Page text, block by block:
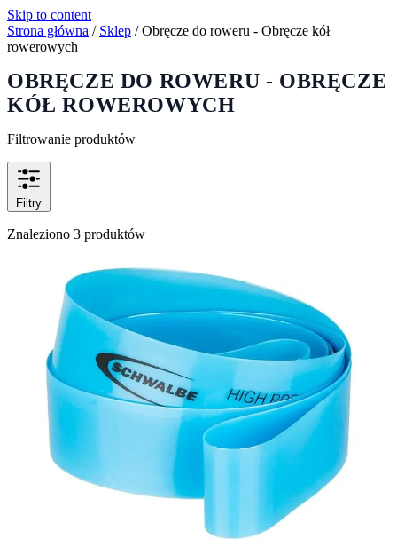
Skip to content
Strona główna / Sklep / Obręcze do roweru - Obręcze kół
rowerowych
OBRĘCZE DO ROWERU - OBRĘCZE
KÓŁ ROWEROWYCH
Filtrowanie produktów
Filtry
Znaleziono 3 produktów